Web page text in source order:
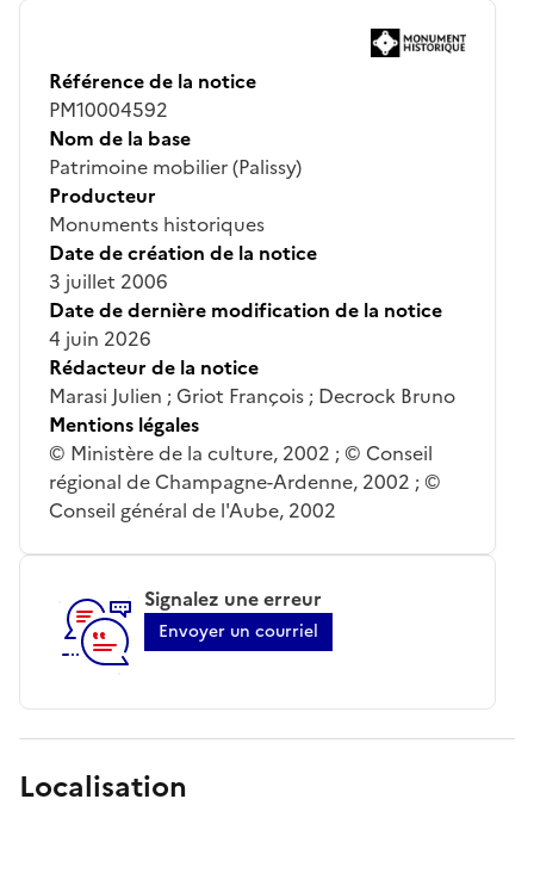
Référence de la notice
PM10004592
Nom de la base
Patrimoine mobilier (Palissy)
Producteur
Monuments historiques
Date de création de la notice
3 juillet 2006
Date de dernière modification de la notice
4 juin 2026
Rédacteur de la notice
Marasi Julien ; Griot François ; Decrock Bruno
Mentions légales
© Ministère de la culture, 2002 ; © Conseil
régional de Champagne-Ardenne, 2002 ; ©
Conseil général de l'Aube, 2002
Signalez une erreur
Envoyer un courriel
Localisation